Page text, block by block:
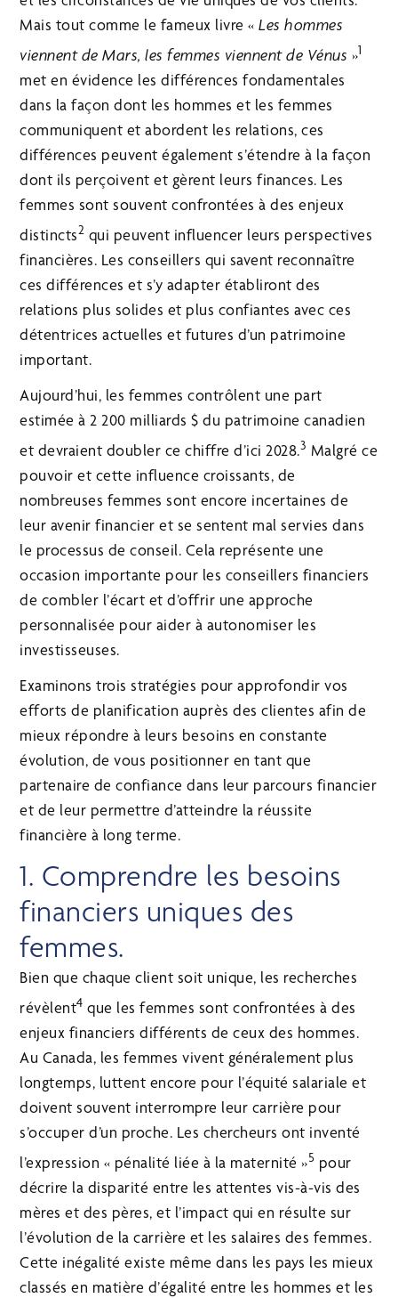
Mais tout comme le fameux livre «Les hommes
viennent de Mars, les femmes viennent de Vénus »1
met en évidence les différences fondamentales
dans la façon dont les hommes et les femmes
communiquent et abordent les relations, ces
différences peuvent également s’étendre à la façon
dont ils perçoivent et gèrent leurs finances. Les
femmes sont souvent confrontées à des enjeux
distincts2 qui peuvent influencer leurs perspectives
financières. Les conseillers qui savent reconnaître
ces différences et s’y adapter établiront des
relations plus solides et plus confiantes avec ces
détentrices actuelles et futures d’un patrimoine
important.
Aujourd’hui, les femmes contrôlent une part
estimée à 2 200 milliards $ du patrimoine canadien
et devraient doubler ce chiffre d’ici 2028.3 Malgré ce
pouvoir et cette influence croissants, de
nombreuses femmes sont encore incertaines de
leur avenir financier et se sentent mal servies dans
le processus de conseil. Cela représente une
occasion importante pour les conseillers financiers
de combler l’écart et d’offrir une approche
personnalisée pour aider à autonomiser les
investisseuses.
Examinons trois stratégies pour approfondir vos
efforts de planification auprès des clientes afin de
mieux répondre à leurs besoins en constante
évolution, de vous positionner en tant que
partenaire de confiance dans leur parcours financier
et de leur permettre d’atteindre la réussite
financière à long terme.
1. Comprendre les besoins
financiers uniques des
femmes.
Bien que chaque client soit unique, les recherches
révèlent4 que les femmes sont confrontées à des
enjeux financiers différents de ceux des hommes.
Au Canada, les femmes vivent généralement plus
longtemps, luttent encore pour l’équité salariale et
doivent souvent interrompre leur carrière pour
s’occuper d’un proche. Les chercheurs ont inventé
l’expression « pénalité liée à la maternité »5 pour
décrire la disparité entre les attentes vis-à-vis des
mères et des pères, et l’impact qui en résulte sur
l’évolution de la carrière et les salaires des femmes.
Cette inégalité existe même dans les pays les mieux
classés en matière d’égalité entre les hommes et les